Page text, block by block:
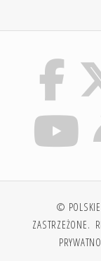
© POLSKIE
ZASTRZEŻONE.